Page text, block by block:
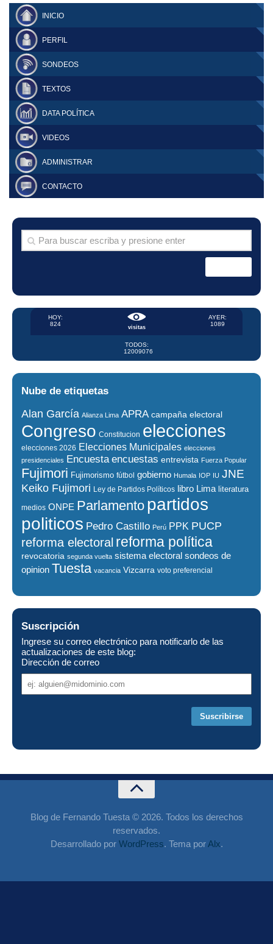
INICIO
PERFIL
SONDEOS
TEXTOS
DATA POLÍTICA
VIDEOS
ADMINISTRAR
CONTACTO
visitas
HOY:
824
AYER:
1089
TODOS:
12009076
Nube de etiquetas
Alan García Alianza Lima APRA campaña electoral
Congreso Constitucion elecciones
elecciones 2026 Elecciones Municipales elecciones
presidenciales
Encuesta encuestas entrevista Fuerza Popular
Fujimori Fujimorismo fútbol gobierno Humala IOP IU JNE
Keiko Fujimori Ley de Partidos Políticos libro Lima literatura
medios ONPE Parlamento partidos
politicos Pedro Castillo Perú PPK PUCP
reforma electoral reforma política
revocatoria segunda vuelta sistema electoral sondeos de
opinion Tuesta vacancia Vizcarra voto preferencial
Suscripción
Ingrese su correo electrónico para notificarlo de las
actualizaciones de este blog:
Dirección de correo
de
Blog de Fernando Tuesta © 2026. Todos los derechos
reservados.
Desarrollado por WordPress. Tema porAlx.